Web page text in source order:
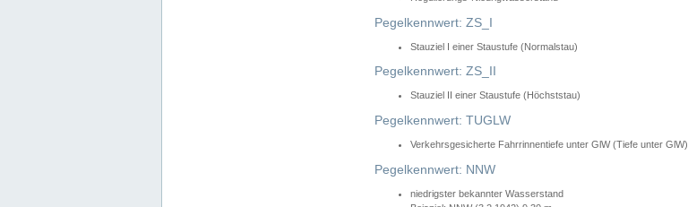
Pegelkennwert: ZS_I
Stauziel I einer Staustufe (Normalstau)
Pegelkennwert: ZS_II
Stauziel II einer Staustufe (Höchststau)
Pegelkennwert: TUGLW
Verkehrsgesicherte Fahrrinnentiefe unter GlW (Tiefe unter GlW)
Pegelkennwert: NNW
niedrigster bekannter Wasserstand